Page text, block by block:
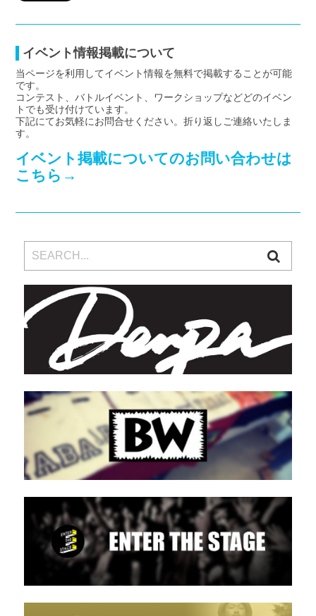
イベント情報掲載について
当ページを利用してイベント情報を無料で掲載することが可能
です。
コンテスト、バトルイベント、ワークショップなどどのイベン
トでも受け付けています。
下記にてお気軽にお問合せください。折り返しご連絡いたしま
す。
イベント掲載についてのお問い合わせは
こちら→